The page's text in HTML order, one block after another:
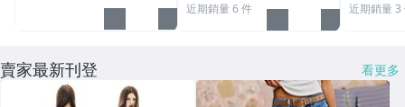
近期銷量 6 件 近期銷量 3
賣家最新刊登 看更多